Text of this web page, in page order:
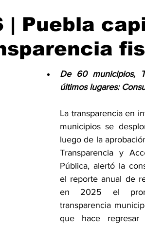
| Puebla
De 60 municipios,
últimos lugares:
La transparencia en
municipios se
luego de la
Transparencia y
Pública, alertó la
el reporte anual de
en 2025 el
transparencia
que hace